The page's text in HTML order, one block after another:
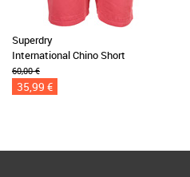
Superdry
International Chino Short
60,00 €
35,99 €